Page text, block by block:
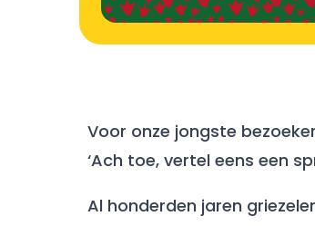
Voor onze jongste
‘Ach toe, vertel eens een
Al honderden jaren